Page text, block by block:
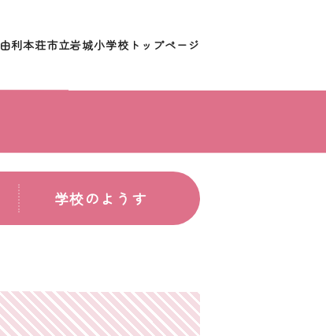
由利本荘市立岩城小学校トップページ
学校のようす